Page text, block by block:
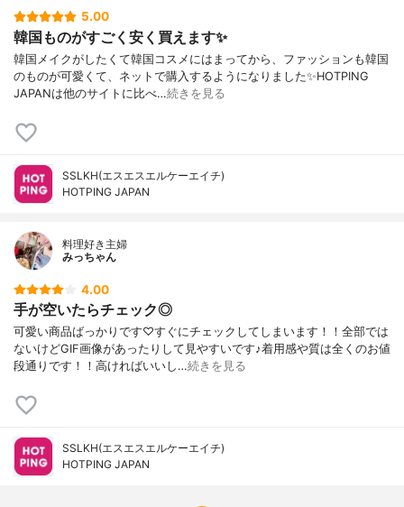
5.00
韓国ものがすごく安く買えます✨
韓国メイクがしたくて韓国コスメにはまってから、ファッションも韓国
のものが可愛くて、ネットで購入するようになりました✨HOTPING
JAPANは他のサイトに比べ…続きを見る
SSLKH(エスエスエルケーエイチ)
HOTPING JAPAN
料理好き主婦
みっちゃん
4.00
手が空いたらチェック◎
可愛い商品ばっかりです♡すぐにチェックしてしまいます！！全部では
ないけどGIF画像があったりして見やすいです♪着用感や質は全くのお値
段通りです！！高ければいいし…続きを見る
SSLKH(エスエスエルケーエイチ)
HOTPING JAPAN